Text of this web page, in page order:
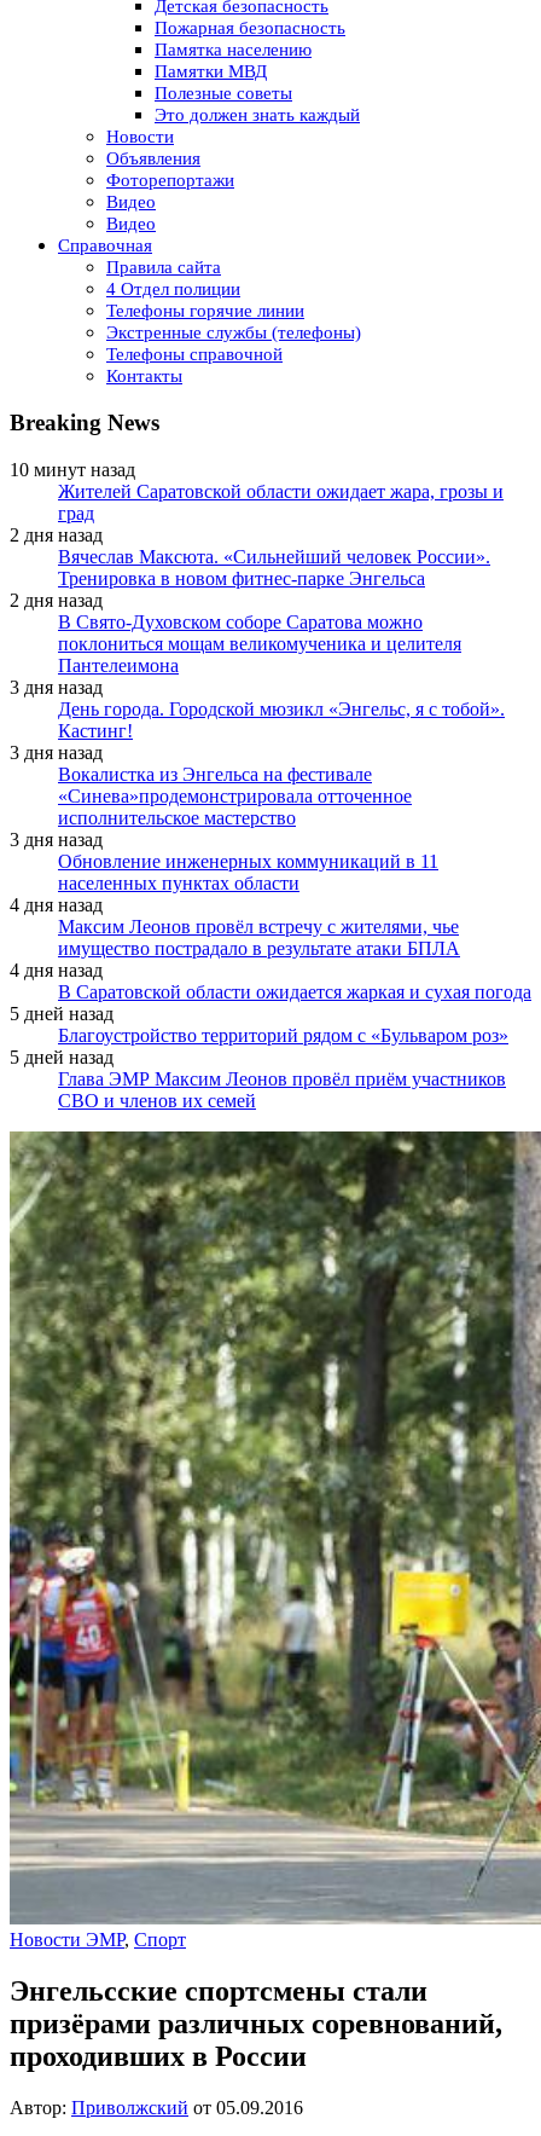
Детская безопасность
Пожарная безопасность
Памятка населению
Памятки МВД
Полезные советы
Это должен знать каждый
Новости
Объявления
Фоторепортажи
Видео
Видео
Справочная
Правила сайта
4 Отдел полиции
Телефоны горячие линии
Экстренные службы (телефоны)
Телефоны справочной
Контакты
Breaking News
10 минут назад
Жителей Саратовской области ожидает жара, грозы и
град
2 дня назад
Вячеслав Максюта. «Сильнейший человек России».
Тренировка в новом фитнес-парке Энгельса
2 дня назад
В Свято-Духовском соборе Саратова можно
поклониться мощам великомученика и целителя
Пантелеимона
3 дня назад
День города. Городской мюзикл «Энгельс, я с тобой».
Кастинг!
3 дня назад
Вокалистка из Энгельса на фестивале
«Синева»продемонстрировала отточенное
исполнительское мастерство
3 дня назад
Обновление инженерных коммуникаций в 11
населенных пунктах области
4 дня назад
Максим Леонов провёл встречу с жителями, чье
имущество пострадало в результате атаки БПЛА
4 дня назад
В Саратовской области ожидается жаркая и сухая погода
5 дней назад
Благоустройство территорий рядом с «Бульваром роз»
5 дней назад
Глава ЭМР Максим Леонов провёл приём участников
СВО и членов их семей
Новости ЭМР, Спорт
Энгельсские спортсмены стали
призёрами различных соревнований,
проходивших в России
Автор: Приволжский от 05.09.2016